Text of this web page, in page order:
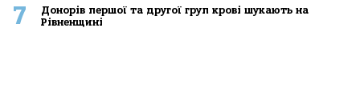
7
Донорів першої та другої груп крові шукають на
Рівненщині